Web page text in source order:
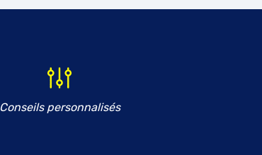
Conseils personnalisés